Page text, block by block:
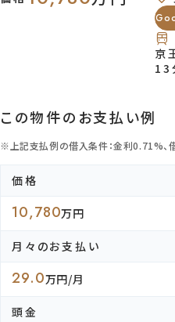
京
13
この物件のお支払い例
※上記支払例の借入条件：金利0.71%、
価格
10,780万円
月々のお支払い
29.0万円/月
頭金
【現地写真】 落ち着いた住宅街の
利用しやすく、穏やかさと動きやす
6月
【現地写真】 桜上水駅は急行停車駅
目指す方針も示されており、住宅